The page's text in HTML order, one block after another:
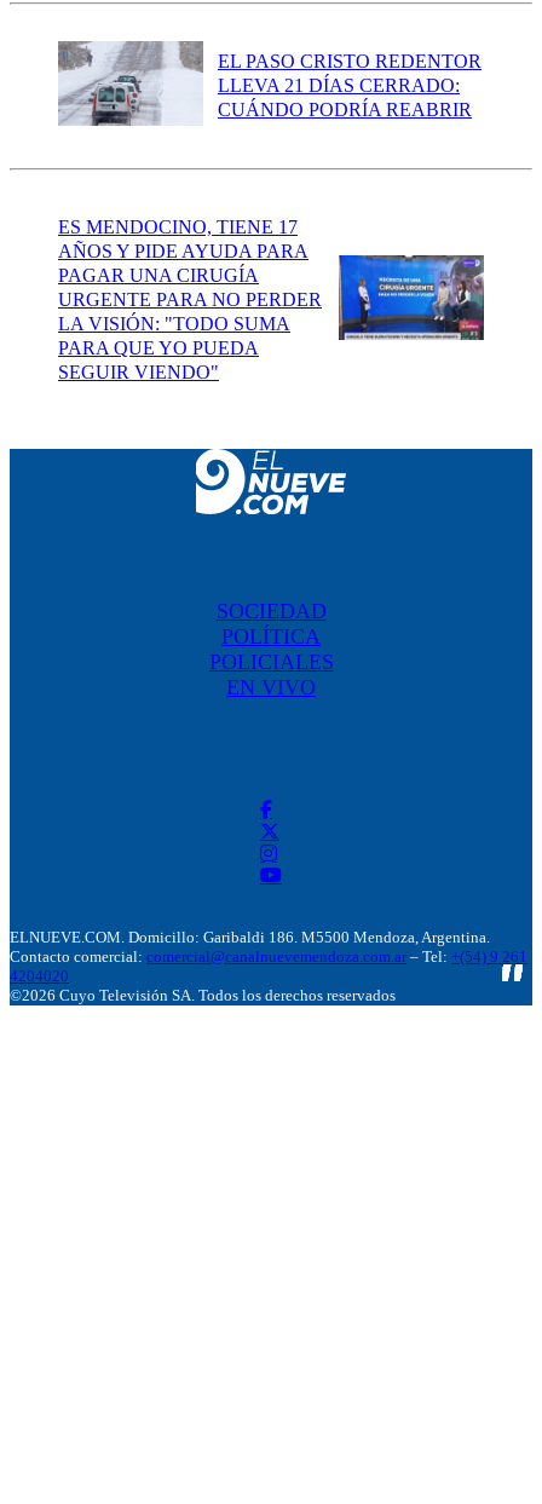
EL PASO CRISTO REDENTOR
LLEVA 21 DÍAS CERRADO:
CUÁNDO PODRÍA REABRIR
ES MENDOCINO, TIENE 17
AÑOS Y PIDE AYUDA PARA
PAGAR UNA CIRUGÍA
URGENTE PARA NO PERDER
LA VISIÓN: "TODO SUMA
PARA QUE YO PUEDA
SEGUIR VIENDO"
SOCIEDAD
POLÍTICA
POLICIALES
EN VIVO
ELNUEVE.COM. Domicillo: Garibaldi 186. M5500 Mendoza, Argentina.
Contacto comercial: comercial@canalnuevemendoza.com.ar – Tel: +(54) 9 261
4204020
©2026 Cuyo Televisión SA. Todos los derechos reservados